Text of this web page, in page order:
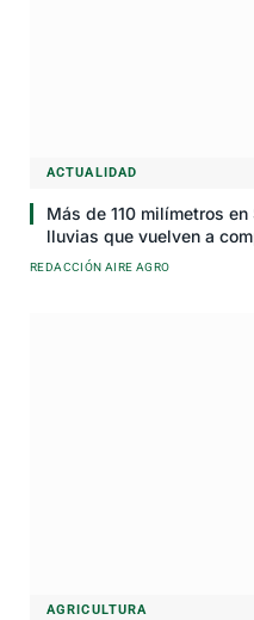
ACTUALIDAD
Más de 110 milímetros
lluvias que vuelven a
REDACCIÓN AIRE AGRO
AGRICULTURA